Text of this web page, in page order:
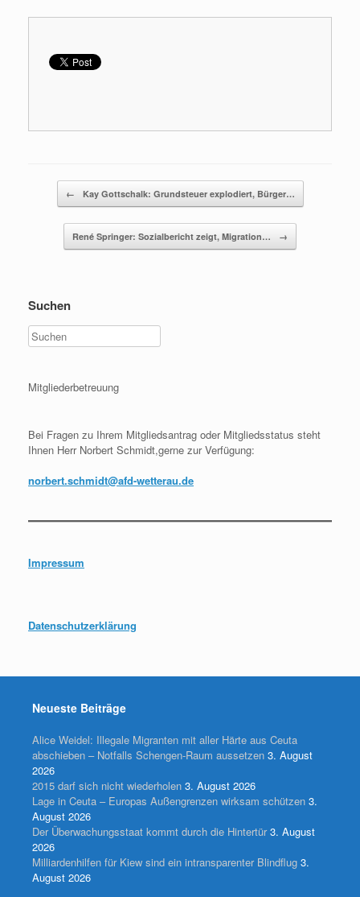
Beitragsnavigation
← Kay Gottschalk: Grundsteuer explodiert, Bürger…
René Springer: Sozialbericht zeigt, Migration… →
Suchen
Mitgliederbetreuung
Bei Fragen zu Ihrem Mitgliedsantrag oder Mitgliedsstatus steht
Ihnen Herr Norbert Schmidt,gerne zur Verfügung:
norbert.schmidt@afd-wetterau.de
Impressum
Datenschutzerklärung
Neueste Beiträge
Alice Weidel: Illegale Migranten mit aller Härte aus Ceuta
abschieben – Notfalls Schengen-Raum aussetzen 3. August
2026
2015 darf sich nicht wiederholen 3. August 2026
Lage in Ceuta – Europas Außengrenzen wirksam schützen 3.
August 2026
Der Überwachungsstaat kommt durch die Hintertür 3. August
2026
Milliardenhilfen für Kiew sind ein intransparenter Blindflug 3.
August 2026